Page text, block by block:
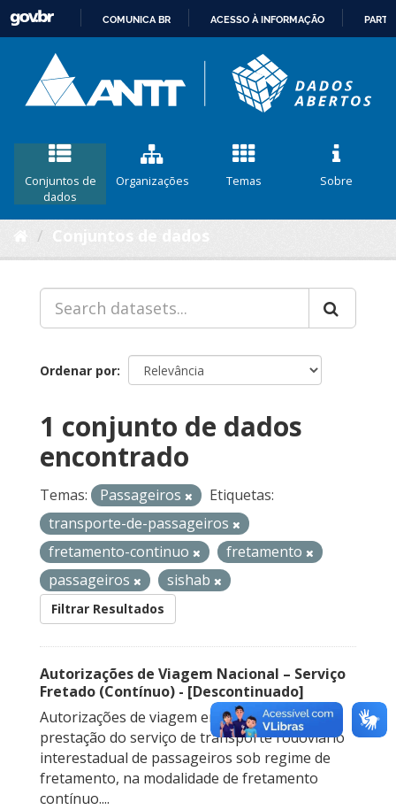
CONTEÚDO
COMUNICA BR ACESSO À INFORMAÇÃO
Conjuntos de
dados
Organizações Temas Sobre
Ordenar por
1 conjunto de dados
encontrado
Temas: Passageiros
Etiquetas:
transporte-de-passageiros
fretamento-continuo
fretamento
passageiros
sishab
Filtrar Resultados
Autorizações de Viagem Nacional – Serviço
Fretado (Contínuo) - [Descontinuado]
Autorizações de viagem emitidas para a
prestação do serviço de transporte rodoviário
interestadual de passageiros sob regime de
fretamento, na modalidade de fretamento
contínuo....